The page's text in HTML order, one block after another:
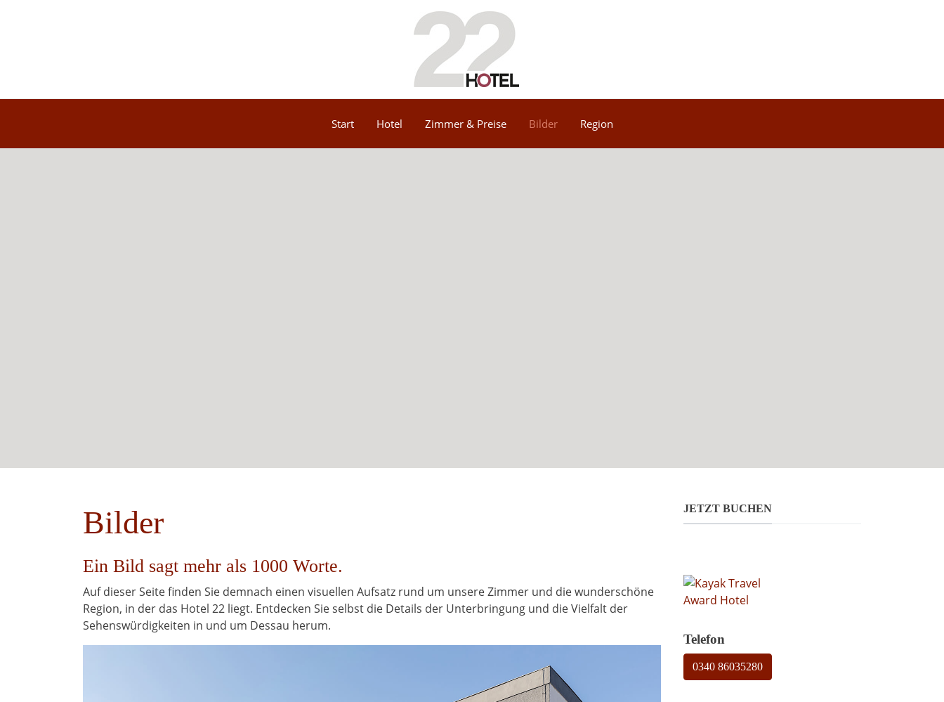
Start Hotel Zimmer & Preise Bilder Region
Bilder
Ein Bild sagt mehr als 1000 Worte.
Auf dieser Seite finden Sie demnach einen visuellen Aufsatz rund um unsere Zimmer und die wunderschöne
Region, in der das Hotel 22 liegt. Entdecken Sie selbst die Details der Unterbringung und die Vielfalt der
Sehenswürdigkeiten in und um Dessau herum.
JETZT BUCHEN
Telefon
0340 86035280